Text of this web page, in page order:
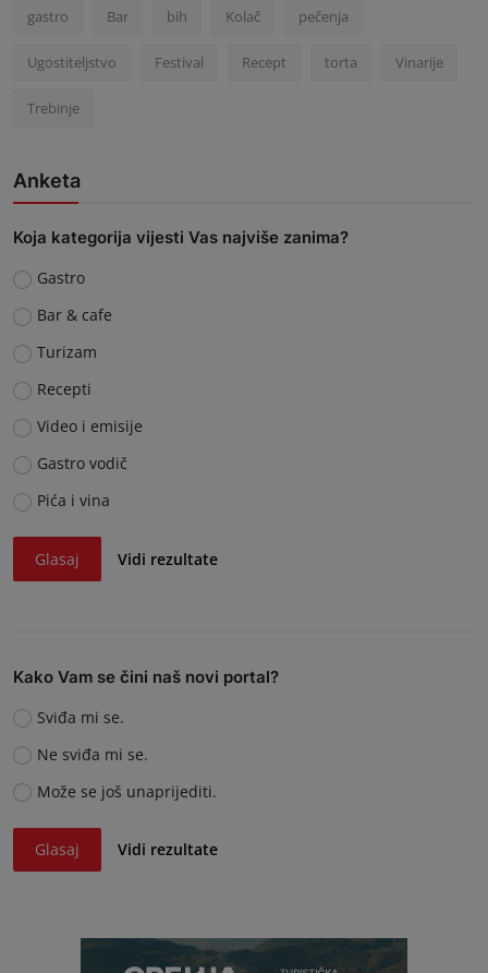
gastro Bar bih Kolač pečenja
Ugostiteljstvo Festival Recept torta Vinarije
Trebinje
Anketa
Koja kategorija vijesti Vas najviše zanima?
Gastro
Bar & cafe
Turizam
Recepti
Video i emisije
Gastro vodič
Pića i vina
Glasaj Vidi rezultate
Kako Vam se čini naš novi portal?
Sviđa mi se.
Ne sviđa mi se.
Može se još unaprijediti.
Glasaj Vidi rezultate